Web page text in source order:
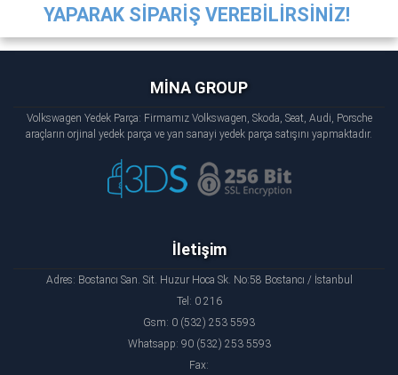
YAPARAK SİPARİŞ VEREBİLİRSİNİZ!
MİNA GROUP
Volkswagen Yedek Parça: Firmamız Volkswagen, Skoda, Seat, Audi, Porsche
araçların orjinal yedek parça ve yan sanayi yedek parça satışını yapmaktadır.
İletişim
Adres: Bostancı San. Sit. Huzur Hoca Sk. No:58 Bostancı / İstanbul
Tel: 0 216
Gsm: 0 (532) 253 5593
Whatsapp: 90 (532) 253 5593
Fax: